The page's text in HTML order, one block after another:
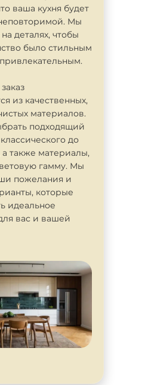
ваша кухня будет
Мы
деталях, чтобы
было стильным
из качественных,
материалов.
подходящий
до
также материалы,
гамму. Мы
пожелания и
которые
идеальное
вас и вашей